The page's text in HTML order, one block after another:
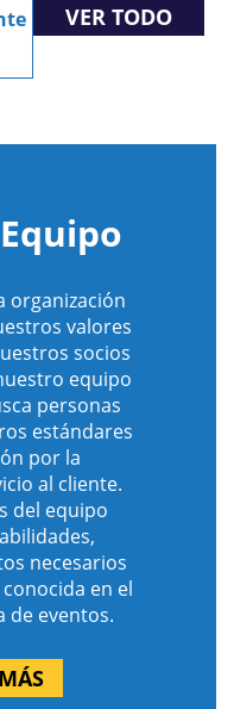
VER TODO
organización
valores
socios
equipo
personas
estándares
por la
al cliente.
del equipo
necesarios
en el
de eventos.